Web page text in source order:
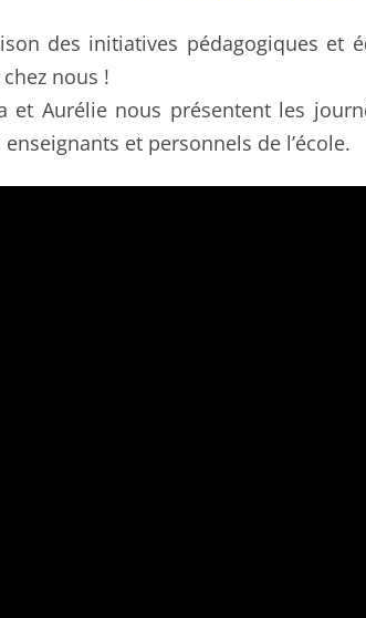
des initiatives pédagogiques et
nous !
et Aurélie nous présentent les
et personnels de l’école.